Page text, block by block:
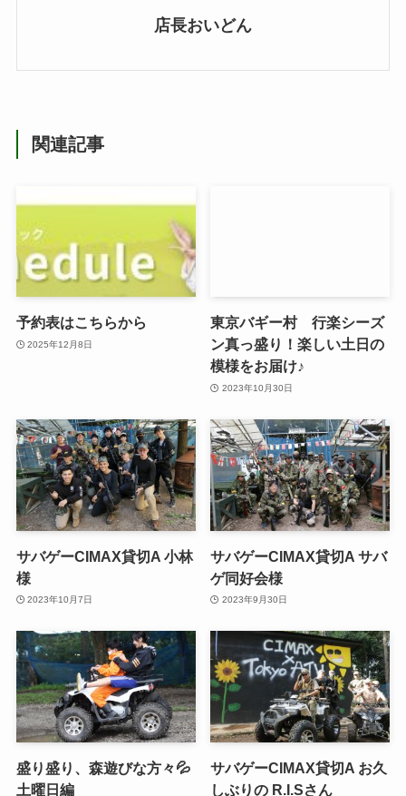
店長おいどん
関連記事
予約表はこちらから
2025年12月8日
東京バギー村 行楽シーズ
ン真っ盛り！楽しい土日の
模様をお届け♪
2023年10月30日
サバゲーCIMAX貸切A 小林
様
2023年10月7日
サバゲーCIMAX貸切A サバ
ゲ同好会様
2023年9月30日
盛り盛り、森遊びな方々💦
土曜日編
サバゲーCIMAX貸切A お久
しぶりの R.I.Sさん